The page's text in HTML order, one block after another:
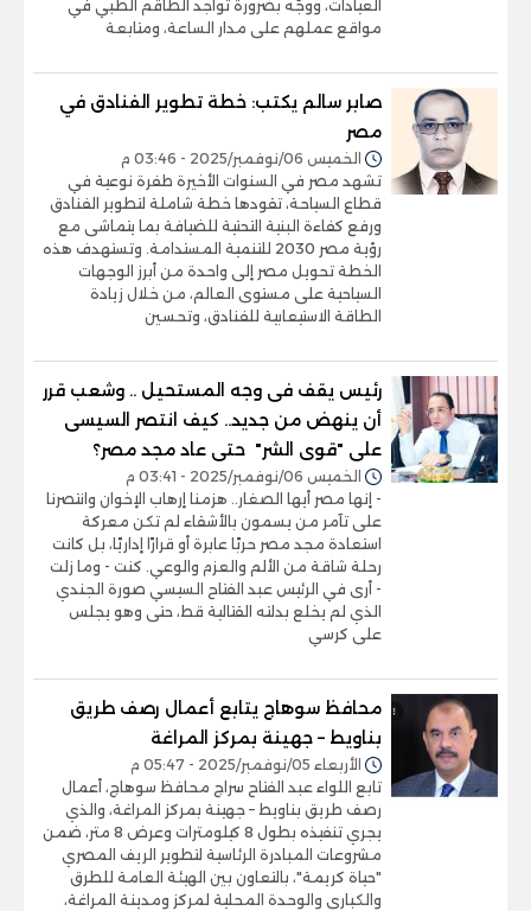
العيادات، ووجّه بضرورة تواجد الطاقم الطبي في
مواقع عملهم على مدار الساعة، ومتابعة
صابر سالم يكتب: خطة تطوير الفنادق في
مصر
الخميس 06/نوفمبر/2025 - 03:46 م
تشهد مصر في السنوات الأخيرة طفرة نوعية في
قطاع السياحة، تقودها خطة شاملة لتطوير الفنادق
ورفع كفاءة البنية التحتية للضيافة بما يتماشى مع
رؤية مصر 2030 للتنمية المستدامة. وتستهدف هذه
الخطة تحويل مصر إلى واحدة من أبرز الوجهات
السياحية على مستوى العالم، من خلال زيادة
الطاقة الاستيعابية للفنادق، وتحسين
رئيس يقف فى وجه المستحيل .. وشعب قرر
أن ينهض من جديد.. كيف انتصر السيسى
على "قوى الشر" حتى عاد مجد مصر؟
الخميس 06/نوفمبر/2025 - 03:41 م
- إنها مصر أيها الصغار.. هزمنا إرهاب الإخوان وانتصرنا
على تآمر من يسمون بالأشقاء لم تكن معركة
استعادة مجد مصر حربًا عابرة أو قرارًا إداريًا، بل كانت
رحلة شاقة من الألم والعزم والوعي. كنت - وما زلت
- أرى في الرئيس عبد الفتاح السيسي صورة الجندي
الذي لم يخلع بدلته القتالية قط، حتى وهو يجلس
على كرسي
محافظ سوهاج يتابع أعمال رصف طريق
بناويط – جهينة بمركز المراغة
الأربعاء 05/نوفمبر/2025 - 05:47 م
تابع اللواء عبد الفتاح سراج محافظ سوهاج، أعمال
رصف طريق بناويط – جهينة بمركز المراغة، والذي
يجري تنفيذه بطول 8 كيلومترات وعرض 8 متر، ضمن
مشروعات المبادرة الرئاسية لتطوير الريف المصري
"حياة كريمة"، بالتعاون بين الهيئة العامة للطرق
والكباري والوحدة المحلية لمركز ومدينة المراغة،